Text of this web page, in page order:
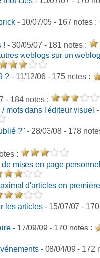
- 10/07/05 - 167 notes :
! - 30/05/07 - 181 notes :
weblogs sur un
? - 11/12/06 - 175 notes :
- 184 notes :
mots dans l'éditeur visuel -
?" - 28/03/08 - 178
:
mises en page
d'articles en
les articles - 15/07/07 -
- 17/09/09 - 170 notes :
- 08/04/09 - 172